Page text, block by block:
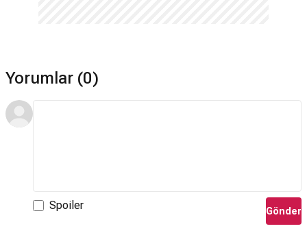
Yorumlar (0)
Spoiler Gönder